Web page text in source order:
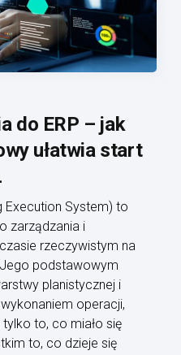
do ERP – jak
ułatwia start
Execution System) to
zarządzania i
rzeczywistym na
podstawowym
planistycznej i
operacji,
to, co miało się
to, co dzieje się